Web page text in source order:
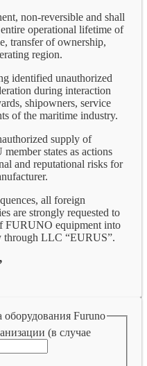
non-reversible and shall
operational lifetime of
transfer of ownership,
region.
identified unauthorized
during interaction
shipowners, service
of the maritime industry.
supply of
states as actions
and reputational risks for
all foreign
are strongly requested to
FURUNO equipment into
through LLC “EURUS”.
Furuno
(в случае